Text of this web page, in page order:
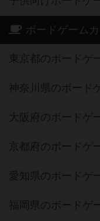
ボードゲーム
東京都のボードゲ
神奈川県のボード
大阪府のボードゲ
京都府のボードゲ
愛知県のボードゲ
福岡県のボードゲ